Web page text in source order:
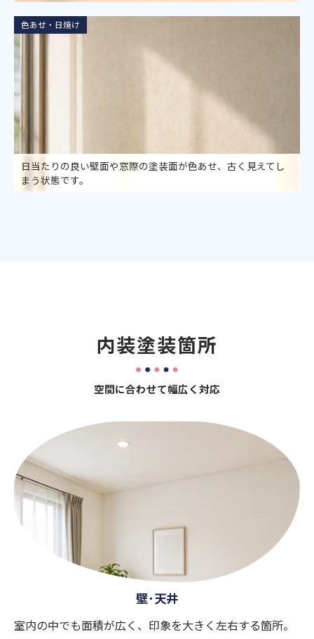
色あせ・日焼け
日当たりの良い壁面や窓際の塗装面が色あせ、古く見えてし
まう状態です。
空間に合わせて幅広く対応
内装塗装箇所
壁･天井
室内の中でも面積が広く、印象を大きく左右する箇所。